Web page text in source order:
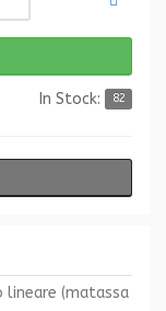
In Stock: 82